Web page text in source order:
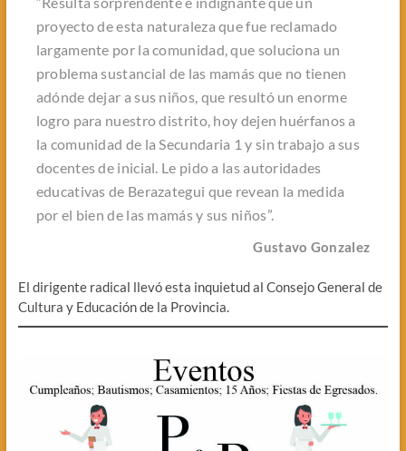
proyecto de esta naturaleza que fue reclamado
largamente por la comunidad, que soluciona un
problema sustancial de las mamás que no tienen
adónde dejar a sus niños, que resultó un enorme
logro para nuestro distrito, hoy dejen huérfanos a
la comunidad de la Secundaria 1 y sin trabajo a sus
docentes de inicial. Le pido a las autoridades
educativas de Berazategui que revean la medida
por el bien de las mamás y sus niños”.
Gustavo Gonzalez
El dirigente radical llevó esta inquietud al Consejo General de
Cultura y Educación de la Provincia.